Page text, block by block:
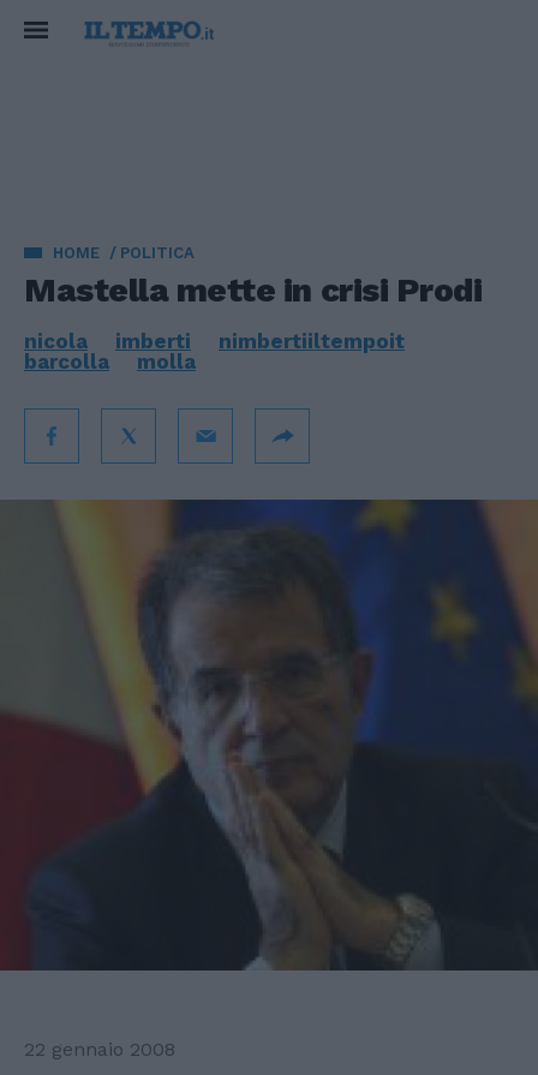
HOME POLITICA
Mastella mette in crisi Prodi
nicola imberti
nimbertiiltempoit
barcolla
molla
22 gennaio 2008